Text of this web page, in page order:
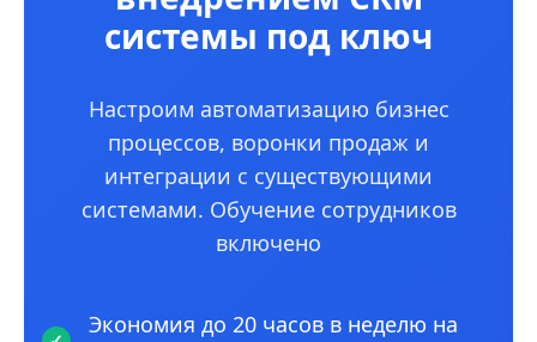
системы под ключ
Настроим автоматизацию бизнес
процессов, воронки продаж и
интеграции с существующими
системами. Обучение сотрудников
включено
Экономия до 20 часов в неделю на